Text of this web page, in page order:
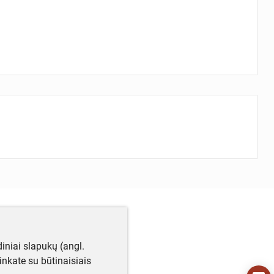
slapukų (angl.
su būtinaisiais